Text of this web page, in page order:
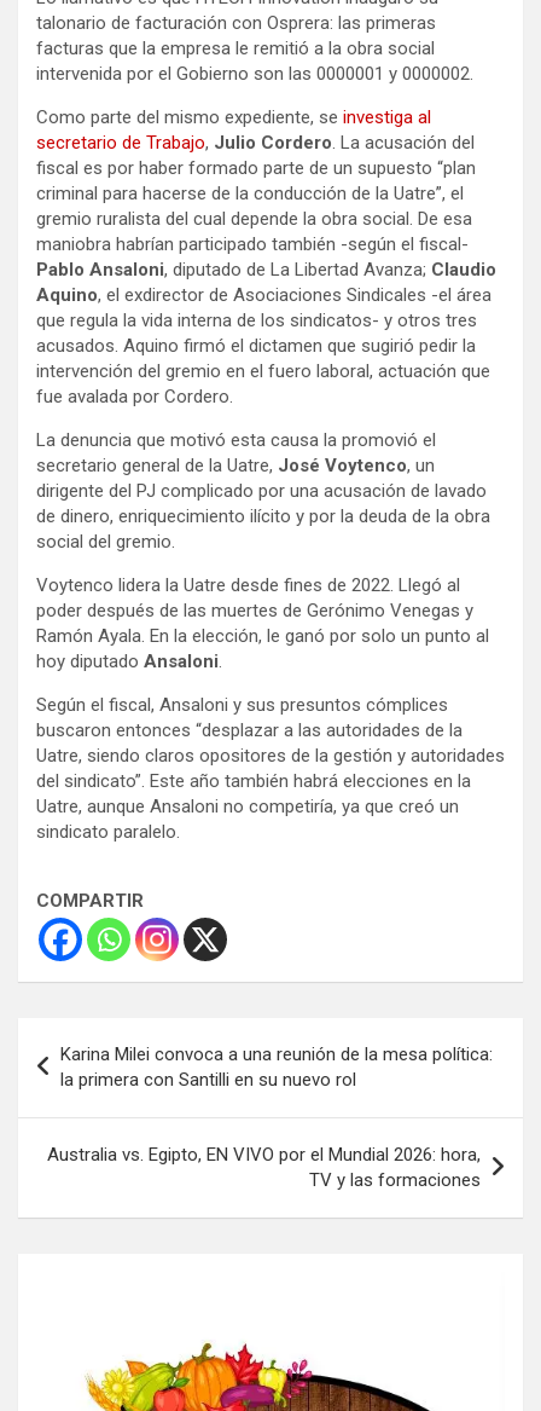
talonario de facturación con Osprera: las primeras
facturas que la empresa le remitió a la obra social
intervenida por el Gobierno son las 0000001 y 0000002.
Como parte del mismo expediente, se investiga al
secretario de Trabajo, Julio Cordero . La acusación del
fiscal es por haber formado parte de un supuesto “plan
criminal para hacerse de la conducción de la Uatre”, el
gremio ruralista del cual depende la obra social. De esa
maniobra habrían participado también -según el fiscal-
Pablo Ansaloni, diputado de La Libertad Avanza; Claudio
Aquino, el exdirector de Asociaciones Sindicales -el área
que regula la vida interna de los sindicatos- y otros tres
acusados. Aquino firmó el dictamen que sugirió pedir la
intervención del gremio en el fuero laboral, actuación que
fue avalada por Cordero.
La denuncia que motivó esta causa la promovió el
secretario general de la Uatre, José Voytenco, un
dirigente del PJ complicado por una acusación de lavado
de dinero, enriquecimiento ilícito y por la deuda de la obra
social del gremio.
Voytenco lidera la Uatre desde fines de 2022. Llegó al
poder después de las muertes de Gerónimo Venegas y
Ramón Ayala. En la elección, le ganó por solo un punto al
hoy diputado Ansaloni
Según el fiscal, Ansaloni y sus presuntos cómplices
buscaron entonces “desplazar a las autoridades de la
Uatre, siendo claros opositores de la gestión y autoridades
del sindicato”. Este año también habrá elecciones en la
Uatre, aunque Ansaloni no competiría, ya que creó un
sindicato paralelo.
COMPARTIR
de
entradas
Karina Milei convoca a una reunión de la mesa política:
la primera con Santilli en su nuevo rol
Australia vs. Egipto, EN VIVO por el Mundial 2026: hora,
TV y las formaciones